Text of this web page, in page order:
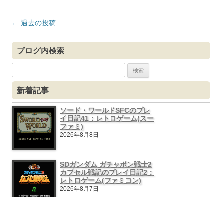
投
ナ
ビ
ゲ
ー
シ
ョ
ン
← 過去の投稿
ブログ内検索
索:
新着記事
ソード・ワールドSFCのプレ
イ日記41：レトロゲーム(スー
ファミ)
2026年8月8日
SDガンダム ガチャポン戦士2
カプセル戦記のプレイ日記2：
レトロゲーム(ファミコン)
2026年8月7日